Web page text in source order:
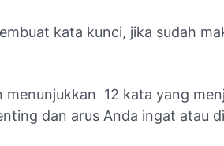
kata kunci, jika sudah
12 kata yang
dan arus Anda ingat atau